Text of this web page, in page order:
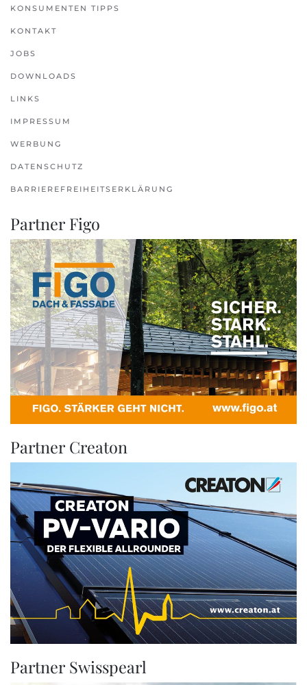
KONSUMENTEN TIPPS
KONTAKT
JOBS
DOWNLOADS
LINKS
IMPRESSUM
WERBUNG
DATENSCHUTZ
BARRIEREFREIHEITSERKLÄRUNG
Partner Figo
Partner Creaton
Partner Swisspearl